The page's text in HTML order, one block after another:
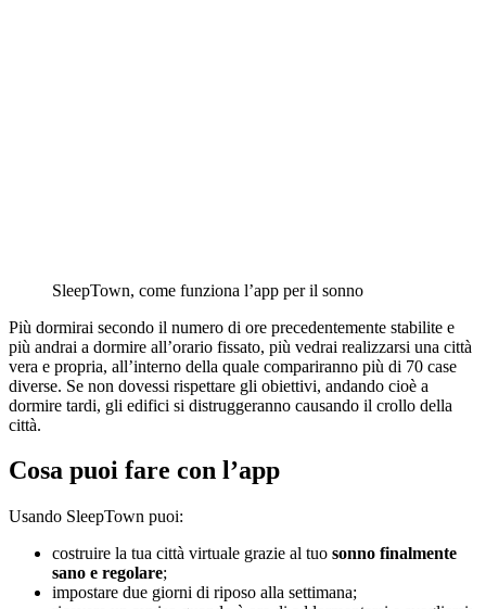
SleepTown, come funziona l’app per il sonno
Più dormirai secondo il numero di ore precedentemente stabilite e
più andrai a dormire all’orario fissato, più vedrai realizzarsi una città
vera e propria, all’interno della quale compariranno più di 70 case
diverse. Se non dovessi rispettare gli obiettivi, andando cioè a
dormire tardi, gli edifici si distruggeranno causando il crollo della
città.
Cosa puoi fare con l’app
Usando SleepTown puoi:
costruire la tua città virtuale grazie al tuo sonno finalmente
sano e regolare;
impostare due giorni di riposo alla settimana;